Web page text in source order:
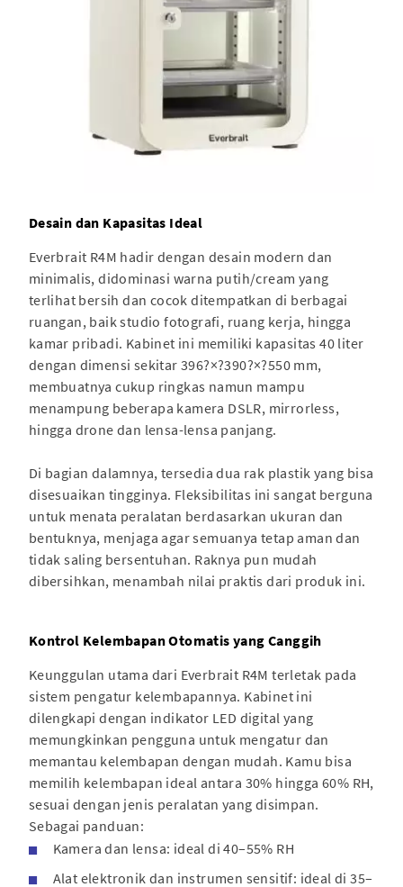
Desain dan Kapasitas Ideal
Everbrait R4M hadir dengan desain modern dan
minimalis, didominasi warna putih/cream yang
terlihat bersih dan cocok ditempatkan di berbagai
ruangan, baik studio fotografi, ruang kerja, hingga
kamar pribadi. Kabinet ini memiliki kapasitas 40 liter
dengan dimensi sekitar 396?×?390?×?550 mm,
membuatnya cukup ringkas namun mampu
menampung beberapa kamera DSLR, mirrorless,
hingga drone dan lensa-lensa panjang.
Di bagian dalamnya, tersedia dua rak plastik yang bisa
disesuaikan tingginya. Fleksibilitas ini sangat berguna
untuk menata peralatan berdasarkan ukuran dan
bentuknya, menjaga agar semuanya tetap aman dan
tidak saling bersentuhan. Raknya pun mudah
dibersihkan, menambah nilai praktis dari produk ini.
Kontrol Kelembapan Otomatis yang Canggih
Keunggulan utama dari Everbrait R4M terletak pada
sistem pengatur kelembapannya. Kabinet ini
dilengkapi dengan indikator LED digital yang
memungkinkan pengguna untuk mengatur dan
memantau kelembapan dengan mudah. Kamu bisa
memilih kelembapan ideal antara 30% hingga 60% RH,
sesuai dengan jenis peralatan yang disimpan.
Sebagai panduan:
Kamera dan lensa: ideal di 40–55% RH
Alat elektronik dan instrumen sensitif: ideal di 35–